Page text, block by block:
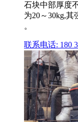
石块中部厚度
为20～30kg,其
。
联系电话: 180